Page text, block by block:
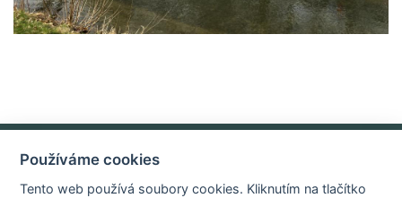
Základní údaje o organizaci
Používáme cookies
Tento web používá soubory cookies. Kliknutím na tlačítko